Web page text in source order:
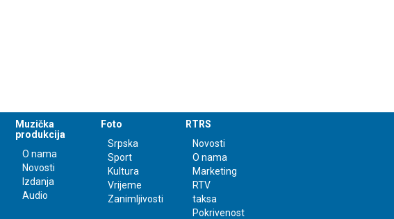
Muzička
produkcija
O nama
Novosti
Izdanja
Audio
Foto
Srpska
Sport
Kultura
Vrijeme
Zanimljivosti
RTRS
Novosti
O nama
Marketing
RTV
taksa
Pokrivenost